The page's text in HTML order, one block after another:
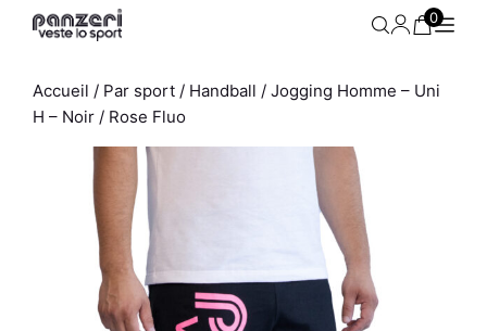
Aller
0
Accueil / Par sport / Handball / Jogging Homme – Uni
H – Noir / Rose Fluo